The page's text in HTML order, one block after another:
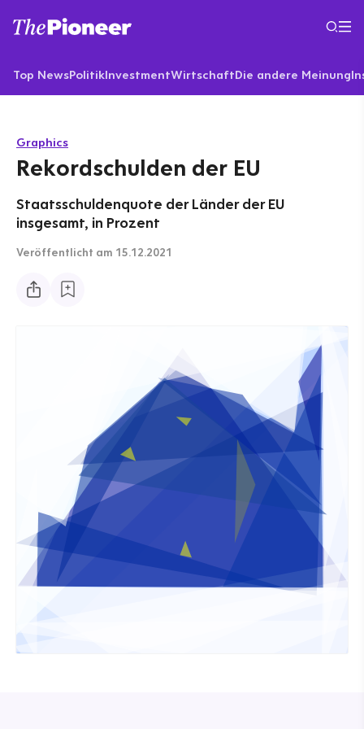
Top NewsPolitikInvestmentWirtschaftDie andere Meinung
Graphics
Rekordschulden der EU
Staatsschuldenquote der Länder der EU
insgesamt, in Prozent
Veröffentlicht am 15.12.2021